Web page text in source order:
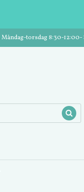
Måndag-torsdag 8:30-